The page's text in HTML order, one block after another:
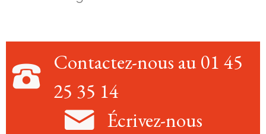
Contactez-nous au 01 45
25 35 14
Écrivez-nous